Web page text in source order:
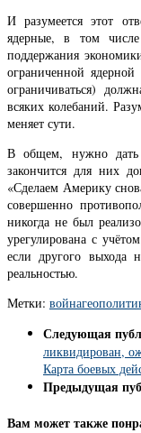
И разумеется этот
ядерные, в том
поддержания
ограниченной
ограничиваться)
всяких колебаний.
меняет сути.
В общем, нужно дать
закончится для них
«Сделаем Америку
совершенно
никогда не был
урегулирована с
если другого выхода
реальностью.
Метки: война
Следующая
ликвидирован,
Карта боевых
Предыдущая
Вам может также